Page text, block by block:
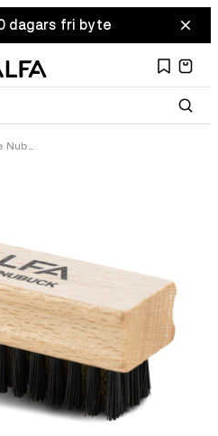
dagars fri byte
Skoborste Nubuck